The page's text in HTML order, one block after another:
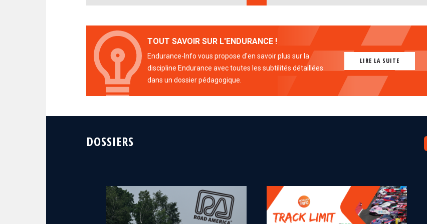
TOUT SAVOIR SUR L'ENDURANCE !
Endurance-Info vous propose d'en savoir plus sur la
discipline Endurance avec toutes les subtilités détaillées
dans un dossier pédagogique.
LIRE LA SUITE
DOSSIERS